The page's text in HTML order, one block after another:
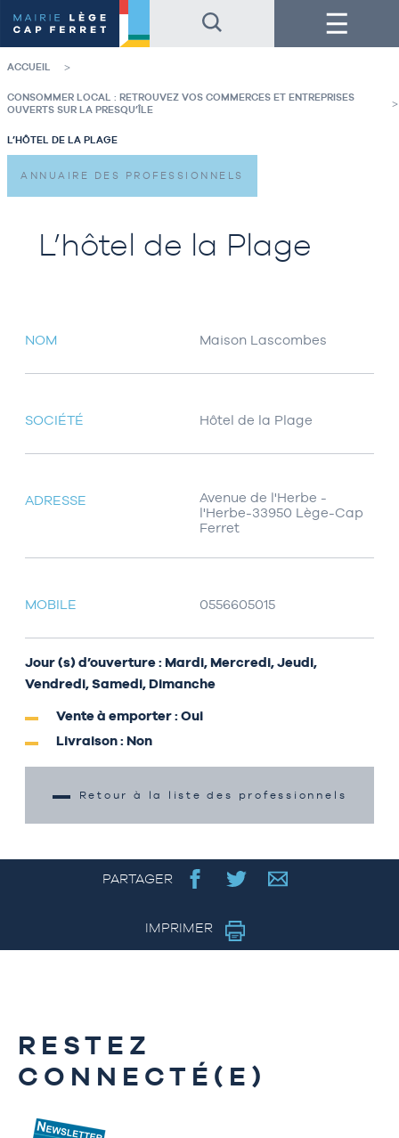
au
contenu
de
la
au
pied
de
page
Menu
ACCUEIL
CONSOMMER LOCAL : RETROUVEZ VOS COMMERCES ET ENTREPRISES
OUVERTS SUR LA PRESQU’ÎLE
L’HÔTEL DE LA PLAGE
L’hôtel de la Plage
ANNUAIRE DES PROFESSIONNELS
NOM Maison Lascombes
SOCIÉTÉ Hôtel de la Plage
ADRESSE
Avenue de l'Herbe -
l'Herbe-33950 Lège-Cap
Ferret
MOBILE 0556605015
Jour (s) d’ouverture : Mardi, Mercredi, Jeudi,
Vendredi, Samedi, Dimanche
Vente à emporter : Oui
Livraison : Non
Retour à la liste des professionnels
PARTAGER
IMPRIMER
RESTEZ
CONNECTÉ(E)